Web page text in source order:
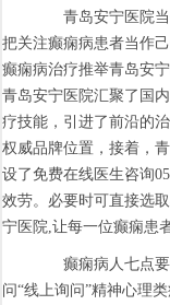
青岛安宁医院当
把关注癫痫病患者当作
癫痫病治疗推举青岛安
青岛安宁医院汇聚了国
疗技能，引进了前沿的
权威品牌位置，接着，
设了免费在线医生咨询
效劳。必要时可直接选
宁医院,让每一位癫痫患
癫痫病人七点要
问“线上询问”精神心理